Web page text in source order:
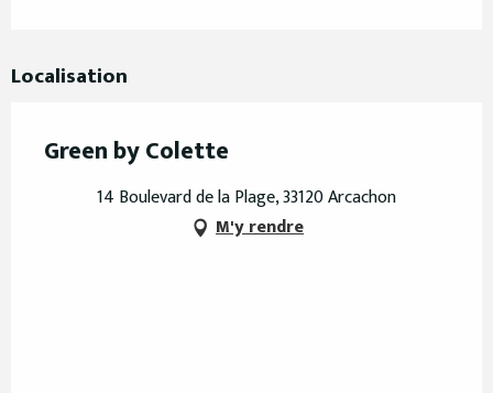
Localisation
Green by Colette
14 Boulevard de la Plage, 33120 Arcachon
M'y rendre